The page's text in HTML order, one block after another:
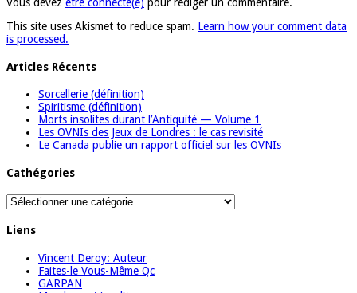
This site uses Akismet to reduce spam. Learn how your comment data
is processed.
Articles Récents
Sorcellerie (définition)
Spiritisme (définition)
Morts insolites durant l’Antiquité — Volume 1
Les OVNIs des Jeux de Londres : le cas revisité
Le Canada publie un rapport officiel sur les OVNIs
Cathégories
Cathégories
Liens
Vincent Deroy: Auteur
Faites-le Vous-Même Qc
GARPAN